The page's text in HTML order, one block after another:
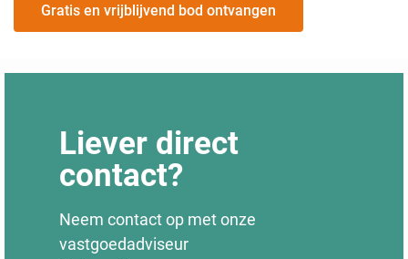
Gratis en vrijblijvend bod ontvangen
Liever direct
contact?
Neem contact op met onze
vastgoedadviseur